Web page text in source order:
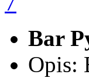
Bar
Opis: